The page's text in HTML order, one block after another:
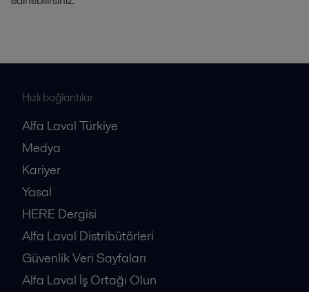
Hızlı bağlantılar
Alfa Laval Türkiye
Medya
Kariyer
Yasal
HERE Dergisi
Alfa Laval Distribütörleri
Güvenlik Veri Sayfaları
Alfa Laval İş Ortağı Olun